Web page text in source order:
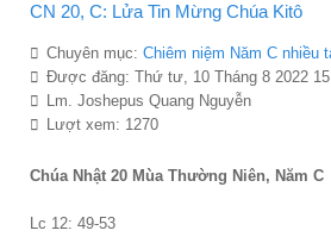
CN 20, C: Lửa Tin Mừng Chúa Kitô
Chuyên mục: Chiêm niệ̣m Năm C nhiều
Được đăng: Thứ tư, 10 Tháng 8 2022
Lm. Joshepus Quang Nguyễn
Lượt xem: 1270
Chúa Nhật 20 Mùa Thường Niên, Năm C
Lc 12: 49-53